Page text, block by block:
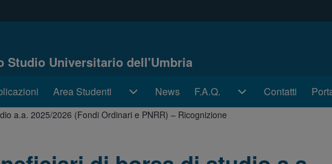
Studio Universitario dell'Umbria
Area Studenti
Area Studenti sub-navigation
News F.A.Q.
F.A.Q. sub-navigation
Contatti
a.a. 2025/2026 (Fondi Ordinari e PNRR) – Ricognizione